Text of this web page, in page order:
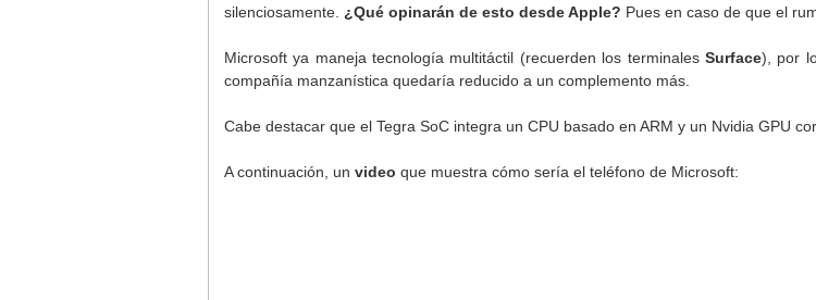
silenciosamente. ¿Qué opinarán de esto desde Apple? Pues en caso de que el
Microsoft ya maneja tecnología multitáctil (recuerden los terminales Surface), por
compañía manzanística quedaría reducido a un complemento más.
Cabe destacar que el Tegra SoC integra un CPU basado en ARM y un Nvidia GPU
A continuación, un video que muestra cómo sería el teléfono de Microsoft: